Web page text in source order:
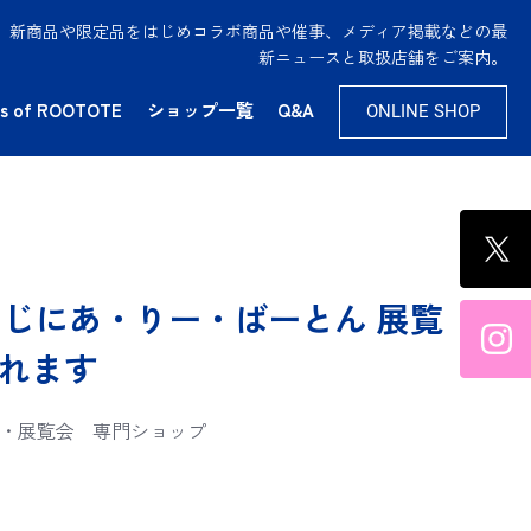
商品や限定品をはじめコラボ商品や催事、メディア掲載などの最
新ニュースと取扱店舗をご案内。
of ROOTOTE ショップ一覧 Q&A ONLINE SHOP
にあ・りー・ばーとん 展覧
ます
展覧会 専門ショップ